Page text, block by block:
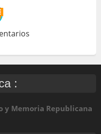
:
y Memoria Republicana